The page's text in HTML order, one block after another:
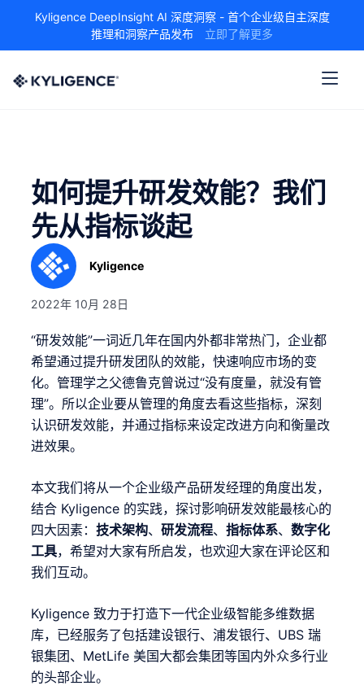
Kyligence DeepInsight AI 深度洞察 - 首个企业级自主深度
推理和洞察产品发布
立即了解更多
如何提升研发效能？我们
先从指标谈起
Kyligence
2022年 10月 28日
“研发效能”一词近几年在国内外都非常热门，企业都
希望通过提升研发团队的效能，快速响应市场的变
化。管理学之父德鲁克曾说过“没有度量，就没有管
理”。所以企业要从管理的角度去看这些指标，深刻
认识研发效能，并通过指标来设定改进方向和衡量改
进效果。
本文我们将从一个企业级产品研发经理的角度出发，
结合 Kyligence 的实践，探讨影响研发效能最核心的
四大因素：技术架构、研发流程、指标体系、数字化
工具，希望对大家有所启发，也欢迎大家在评论区和
我们互动。
Kyligence 致力于打造下一代企业级智能多维数据
库，已经服务了包括建设银行、浦发银行、UBS 瑞
银集团、MetLife 美国大都会集团等国内外众多行业
的头部企业。